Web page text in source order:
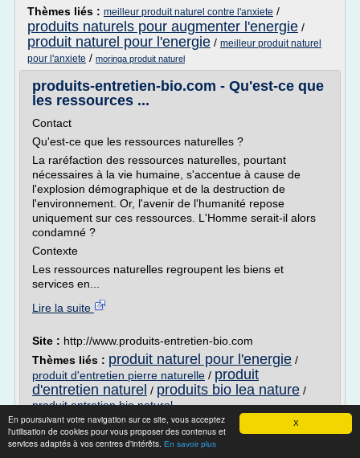
X
En poursuivant votre navigation sur ce site, vous acceptez
l'utilisation de cookies pour vous proposer des contenus et
services adaptés à vos centres d'intérêts. En savoir plus
Thèmes liés : meilleur produit naturel contre l'anxiete /
produits naturels pour augmenter l'energie /
produit naturel pour l'energie / meilleur produit naturel
pour l'anxiete / moringa produit naturel
produits-entretien-bio.com - Qu'est-ce que
les ressources ...
Contact
Qu'est-ce que les ressources naturelles ?
La raréfaction des ressources naturelles, pourtant
nécessaires à la vie humaine, s'accentue à cause de
l'explosion démographique et de la destruction de
l'environnement. Or, l'avenir de l'humanité repose
uniquement sur ces ressources. L'Homme serait-il alors
condamné ?
Contexte
Les ressources naturelles regroupent les biens et
services en...
Lire la suite
Site : http://www.produits-entretien-bio.com
Thèmes liés : produit naturel pour l'energie /
produit d'entretien pierre naturelle / produit
d'entretien naturel / produits bio lea nature /
produit entretien bio naturel
Eco slim – les avis présents sur le forum
français. Où ...